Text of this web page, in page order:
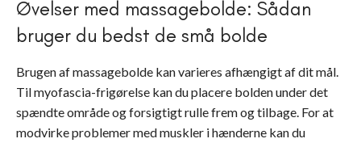
Øvelser med massagebolde: Sådan
bruger du bedst de små bolde
Brugen af massagebolde kan varieres afhængigt af dit mål.
Til myofascia-frigørelse kan du placere bolden under det
spændte område og forsigtigt rulle frem og tilbage. For at
modvirke problemer med muskler i hænderne kan du